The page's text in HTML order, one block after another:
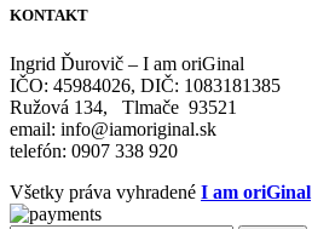
KONTAKT
Ingrid Ďurovič – I am oriGinal
IČO: 45984026, DIČ: 1083181385
Ružová 134, Tlmače 93521
email: info@iamoriginal.sk
telefón: 0907 338 920
Všetky práva vyhradené I am oriGinal